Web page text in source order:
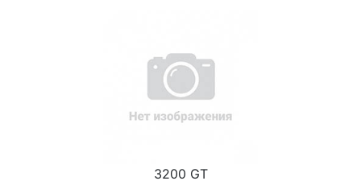
3200 GT